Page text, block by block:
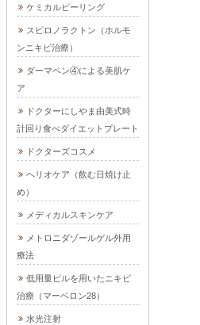
ケミカルピーリング
スピロノラクトン（ホルモ
ンニキビ治療）
ダーマペン④による美肌ケ
ア
ドクターにしやま由美式時
計回り食べダイエットプレート
ドクターズコスメ
ヘリオケア（飲む日焼け止
め）
メディカルスキンケア
メトロニダゾールゲル外用
療法
低用量ピルを用いたニキビ
治療（マーベロン28）
水光注射